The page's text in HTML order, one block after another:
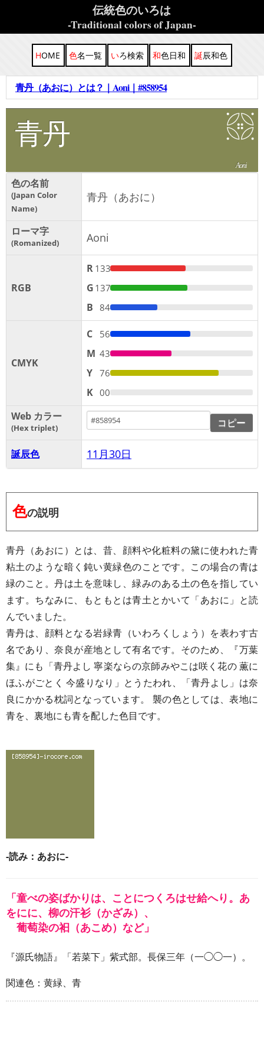
伝統色のいろは
-Traditional colors of Japan-
HOME 色名一覧 いろ検索 和色日和 誕辰和色
青丹（あおに）とは？｜Aoni｜#858954
青丹
Aoni
色の名前
Japan Color
Name
青丹（あおに）
ローマ字
Romanized Aoni
RGB
R 133
G 137
B 84
CMYK
C 56
M 43
Y 76
K 00
Web カラー
Hex triplet コピー
誕辰色 11月30日
色の説明
青丹（あおに）とは、昔、顔料や化粧料の黛に使われた青
粘土のような暗く鈍い黄緑色のことです。この場合の青は
緑のこと。丹は土を意味し、緑みのある土の色を指してい
ます。ちなみに、もともとは青土とかいて「あおに」と読
んでいました。
青丹は、顔料となる岩緑青（いわろくしょう）を表わす古
名であり、奈良が産地として有名です。そのため、『万葉
集』にも「青丹よし 寧楽ならの京師みやこは咲く花の 薫に
ほふがごとく 今盛りなり」とうたわれ、「青丹よし」は奈
良にかかる枕詞となっています。 襲の色としては、表地に
青を、裏地にも青を配した色目です。
-読み：あおに-
「童べの姿ばかりは、ことにつくろはせ給へり。あ
をにに、柳の汗衫（かざみ）、
葡萄染の衵（あこめ）など」
『源氏物語』「若菜下」紫式部。長保三年（一◯◯一）。
関連色：黄緑、青